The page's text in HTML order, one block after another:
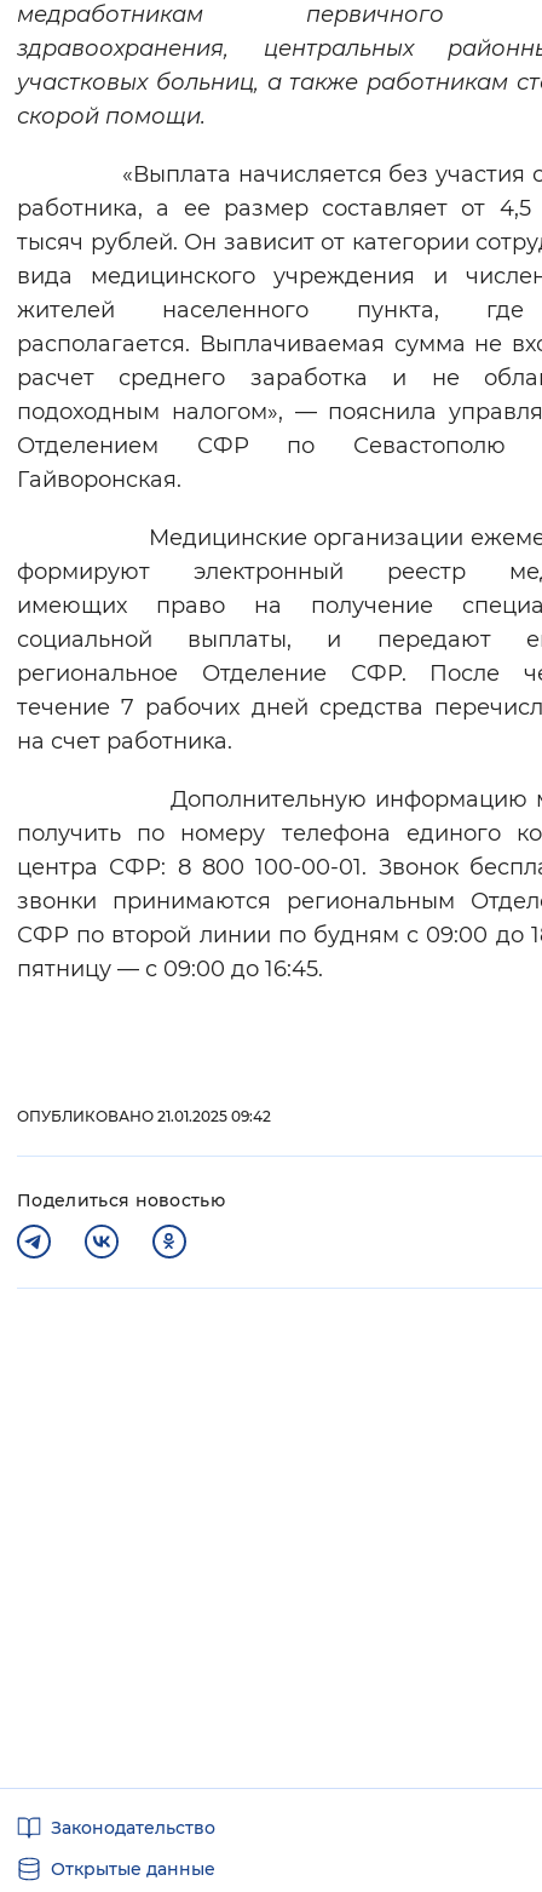
Изображения
Включены Выключены
Воспроизвести Остановить
Вернуть стандартные настройки
медработникам первичного
здравоохранения, центральных
участковых больниц, а также работникам
скорой помощи.
«Выплата начисляется без участия
работника, а ее размер составляет от
тысяч рублей. Он зависит от категории
вида медицинского учреждения и
жителей населенного пункта,
располагается. Выплачиваемая сумма не
расчет среднего заработка и не
подоходным налогом», — пояснила
Отделением СФР по Севастополю
Гайворонская.
Медицинские организации
формируют электронный реестр
имеющих право на получение
социальной выплаты, и передают
региональное Отделение СФР. После
течение 7 рабочих дней средства
на счет работника.
Дополнительную информацию
получить по номеру телефона единого
центра СФР: 8 800 100-00-01. Звонок
звонки принимаются региональным
СФР по второй линии по будням с 09:00 до
пятницу — с 09:00 до 16:45.
ОПУБЛИКОВАНО 21.01.2025 09:42
Поделиться новостью
ссылкиЗаконодательство
Открытые данные